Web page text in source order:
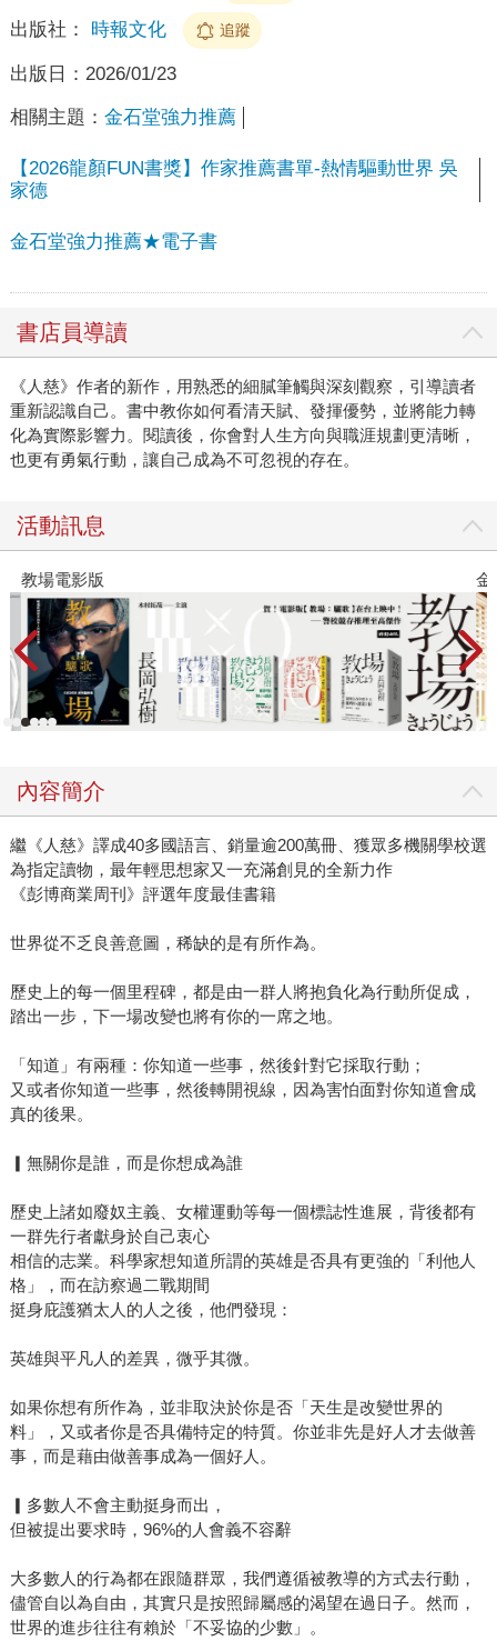
出版社： 時報文化 追蹤
出版日： 2026/01/23
相關主題： 金石堂強力推薦
【2026龍顏FUN書獎】作家推薦書單-熱情驅動世界 吳
家德
金石堂強力推薦★電子書
書店員導讀
《人慈》作者的新作，用熟悉的細膩筆觸與深刻觀察，引導讀者
重新認識自己。書中教你如何看清天賦、發揮優勢，並將能力轉
化為實際影響力。閱讀後，你會對人生方向與職涯規劃更清晰，
也更有勇氣行動，讓自己成為不可忽視的存在。
活動訊息
教場電影版 金
內容簡介
繼《人慈》譯成40多國語言、銷量逾200萬冊、獲眾多機關學校選
為指定讀物，最年輕思想家又一充滿創見的全新力作
《彭博商業周刊》評選年度最佳書籍
世界從不乏良善意圖，稀缺的是有所作為。
歷史上的每一個里程碑，都是由一群人將抱負化為行動所促成，
踏出一步，下一場改變也將有你的一席之地。
「知道」有兩種：你知道一些事，然後針對它採取行動；
又或者你知道一些事，然後轉開視線，因為害怕面對你知道會成
真的後果。
▎無關你是誰，而是你想成為誰
歷史上諸如廢奴主義、女權運動等每一個標誌性進展，背後都有
一群先行者獻身於自己衷心
相信的志業。科學家想知道所謂的英雄是否具有更強的「利他人
格」，而在訪察過二戰期間
挺身庇護猶太人的人之後，他們發現：
英雄與平凡人的差異，微乎其微。
如果你想有所作為，並非取決於你是否「天生是改變世界的
料」，又或者你是否具備特定的特質。你並非先是好人才去做善
事，而是藉由做善事成為一個好人。
▎多數人不會主動挺身而出，
但被提出要求時，96%的人會義不容辭
大多數人的行為都在跟隨群眾，我們遵循被教導的方式去行動，
儘管自以為自由，其實只是按照歸屬感的渴望在過日子。然而，
世界的進步往往有賴於「不妥協的少數」。